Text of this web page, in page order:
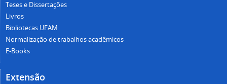
Teses e Dissertações
Livros
Bibliotecas UFAM
Normalização de trabalhos acadêmicos
E-Books
Extensão